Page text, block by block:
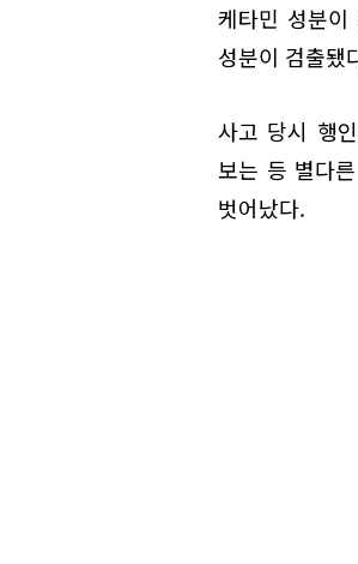
케타민 성분
성분이 검출됐
사고 당시 행
보는 등 별다
벗어났다.